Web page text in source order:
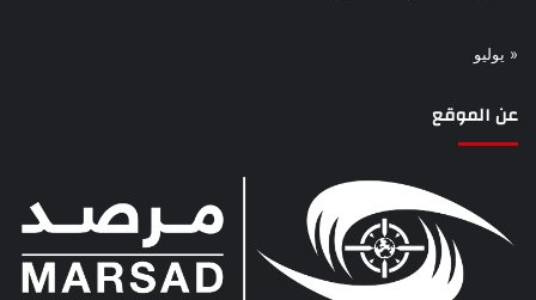
« يوليو
عن الموقع